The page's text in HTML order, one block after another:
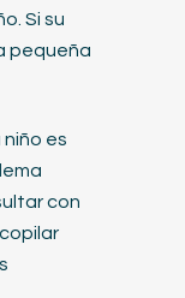
Si su
pequeña
es
con